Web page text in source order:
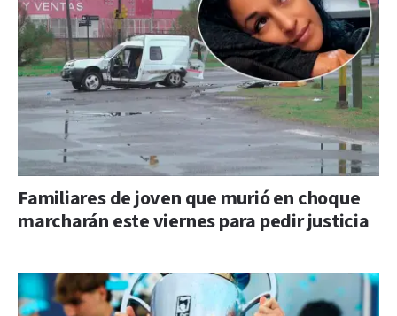
Familiares de joven que murió en choque
marcharán este viernes para pedir justicia